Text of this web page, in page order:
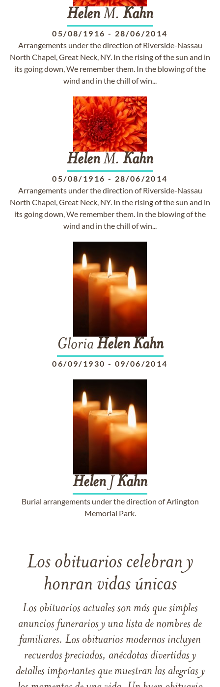
HelenM. Kahn
05/08/1916 - 28/06/2014
Arrangements under the direction of Riverside-Nassau
North Chapel, Great Neck, NY. In the rising of the sun and in
its going down, We remember them. In the blowing of the
wind and in the chill of win...
HelenM. Kahn
05/08/1916 - 28/06/2014
Arrangements under the direction of Riverside-Nassau
North Chapel, Great Neck, NY. In the rising of the sun and in
its going down, We remember them. In the blowing of the
wind and in the chill of win...
Gloria Helen Kahn
06/09/1930 - 09/06/2014
Helen J Kahn
Burial arrangements under the direction of Arlington
Memorial Park.
Los obituarios celebran y
honran vidas únicas
Los obituarios actuales son más que simples
anuncios funerarios y una lista de nombres de
familiares. Los obituarios modernos incluyen
recuerdos preciados, anécdotas divertidas y
detalles importantes que muestran las alegrías y